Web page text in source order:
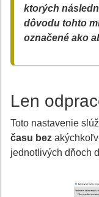
ktorých
dôvodu tohto
označené ako
Len
Toto nastavenie
času bez
jednotlivých dňoch